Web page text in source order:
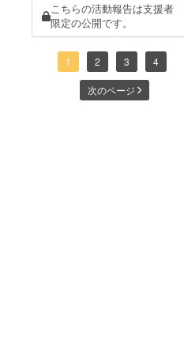
き鳥いっちゃん（焼き鳥）
メンバーであるいっちゃ
ん！ 熱々ジューシー＆ボ
こちらの活動報告は支援者
限定の公開です。
1 2 3 4
次のページ